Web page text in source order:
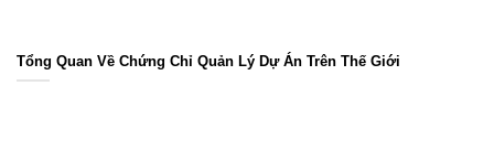
Tổng Quan Về Chứng Chỉ Quản Lý Dự Án Trên Thế Giới